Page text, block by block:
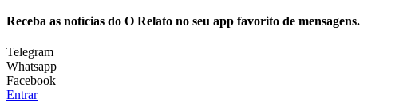
Receba as notícias do O Relato no seu app favorito de mensagens.
Telegram
Whatsapp
Facebook
Entrar